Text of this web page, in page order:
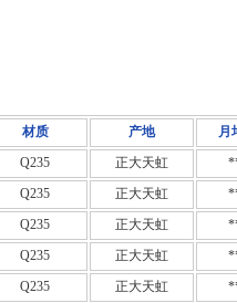
材质 产地
月
Q235 正大天虹
Q235 正大天虹
Q235 正大天虹
Q235 正大天虹
Q235 正大天虹